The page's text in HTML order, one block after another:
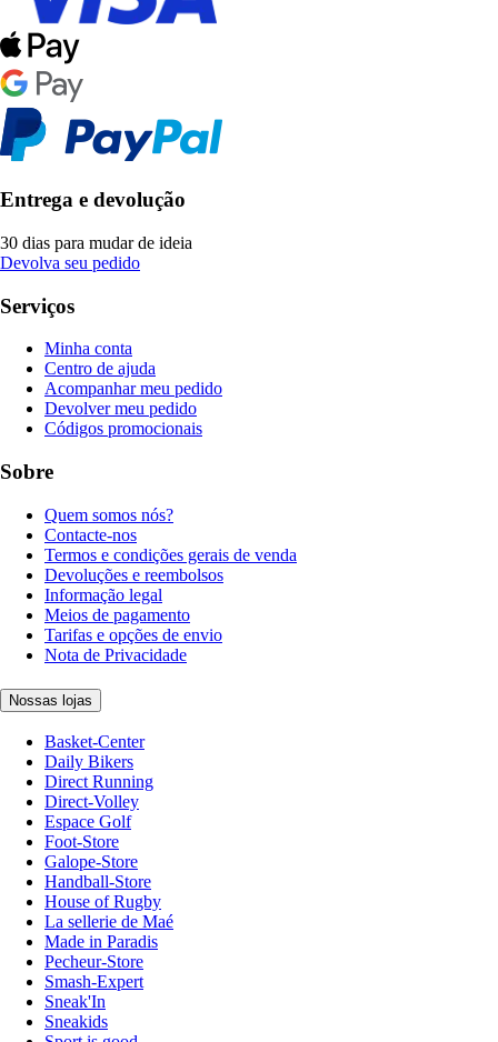
Entrega e devolução
30 dias para mudar de ideia
Devolva seu pedido
Serviços
Minha conta
Centro de ajuda
Acompanhar meu pedido
Devolver meu pedido
Códigos promocionais
Sobre
Quem somos nós?
Contacte-nos
Termos e condições gerais de venda
Devoluções e reembolsos
Informação legal
Meios de pagamento
Tarifas e opções de envio
Nota de Privacidade
Nossas lojas
Basket-Center
Daily Bikers
Direct Running
Direct-Volley
Espace Golf
Foot-Store
Galope-Store
Handball-Store
House of Rugby
La sellerie de Maé
Made in Paradis
Pecheur-Store
Smash-Expert
Sneak'In
Sneakids